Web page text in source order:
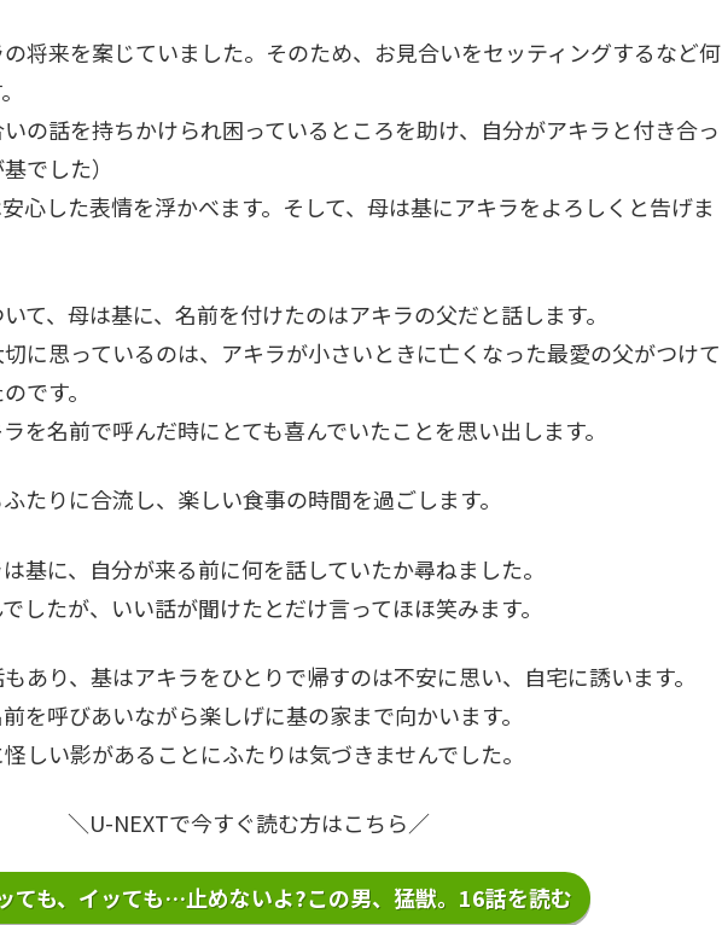
将来を案じていました。そのため、お見合いをセッティングするなど何
いの話を持ちかけられ困っているところを助け、自分がアキラと付き合っ
でした）
心した表情を浮かべます。そして、母は基にアキラをよろしくと告げま
て、母は基に、名前を付けたのはアキラの父だと話します。
に思っているのは、アキラが小さいときに亡くなった最愛の父がつけて
です。
を名前で呼んだ時にとても喜んでいたことを思い出します。
たりに合流し、楽しい食事の時間を過ごします。
基に、自分が来る前に何を話していたか尋ねました。
したが、いい話が聞けたとだけ言ってほほ笑みます。
あり、基はアキラをひとりで帰すのは不安に思い、自宅に誘います。
を呼びあいながら楽しげに基の家まで向かいます。
しい影があることにふたりは気づきませんでした。
＼U-NEXTで今すぐ読む方はこちら／
ても、イッても…止めないよ?この男、猛獣。16話を読む